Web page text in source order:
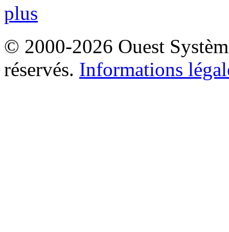
plus
© 2000-2026 Ouest
réservés. Informations